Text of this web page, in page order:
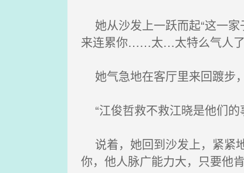
她从沙发上一跃而起“这一家
来连累你……太…太特么气人了
她气急地在客厅里来回踱步
“江俊哲救不救江晓是他们的
说着，她回到沙发上，紧紧
你，他人脉广能力大，只要他